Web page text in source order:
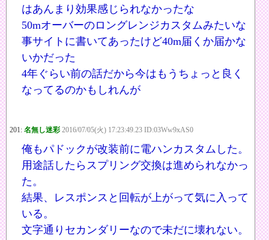
はあんまり効果感じられなかったな
50mオーバーのロングレンジカスタムみたいな
事サイトに書いてあったけど40m届くか届かな
いかだった
4年ぐらい前の話だから今はもうちょっと良く
なってるのかもしれんが
201: 名無し迷彩 2016/07/05(火) 17:23:49.23 ID:03Ww9xAS0
俺もパドックが改装前に電ハンカスタムした。
用途話したらスプリング交換は進められなかっ
た。
結果、レスポンスと回転が上がって気に入って
いる。
文字通りセカンダリーなので未だに壊れない。